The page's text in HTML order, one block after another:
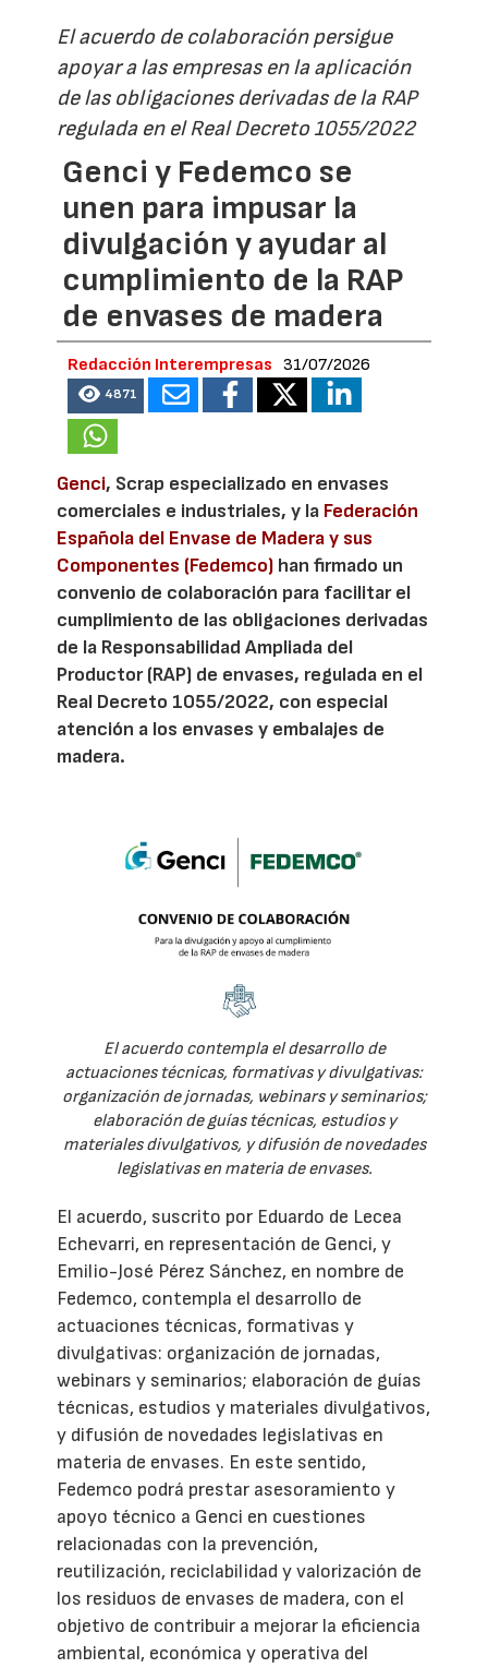
El acuerdo de colaboración persigue
apoyar a las empresas en la aplicación
de las obligaciones derivadas de la RAP
regulada en el Real Decreto 1055/2022
Genci y Fedemco se
unen para impusar la
divulgación y ayudar al
cumplimiento de la RAP
de envases de madera
Redacción Interempresas 31/07/2026
4871
Genci, Scrap especializado en envases
comerciales e industriales, y la Federación
Española del Envase de Madera y sus
Componentes (Fedemco) han firmado un
convenio de colaboración para facilitar el
cumplimiento de las obligaciones derivadas
de la Responsabilidad Ampliada del
Productor (RAP) de envases, regulada en el
Real Decreto 1055/2022, con especial
atención a los envases y embalajes de
madera.
El acuerdo contempla el desarrollo de
actuaciones técnicas, formativas y divulgativas:
organización de jornadas, webinars y seminarios;
elaboración de guías técnicas, estudios y
materiales divulgativos, y difusión de novedades
legislativas en materia de envases.
El acuerdo, suscrito por Eduardo de Lecea
Echevarri, en representación de Genci, y
Emilio-José Pérez Sánchez, en nombre de
Fedemco, contempla el desarrollo de
actuaciones técnicas, formativas y
divulgativas: organización de jornadas,
webinars y seminarios; elaboración de guías
técnicas, estudios y materiales divulgativos,
y difusión de novedades legislativas en
materia de envases. En este sentido,
Fedemco podrá prestar asesoramiento y
apoyo técnico a Genci en cuestiones
relacionadas con la prevención,
reutilización, reciclabilidad y valorización de
los residuos de envases de madera, con el
objetivo de contribuir a mejorar la eficiencia
ambiental, económica y operativa del